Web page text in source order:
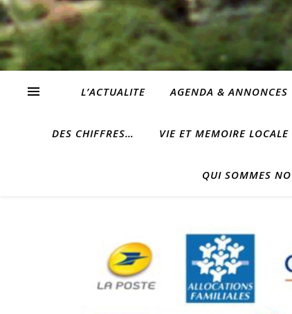
L’ACTUALITE AGENDA & ANNONCES
DES CHIFFRES… VIE ET MEMOIRE LOCALE
QUI SOMMES